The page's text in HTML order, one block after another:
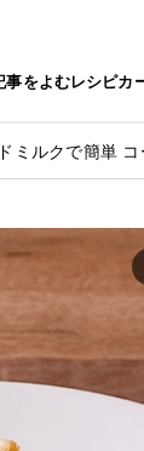
事をよむレシピカ
ミルクで簡単